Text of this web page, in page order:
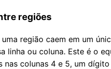
regiões
região caem em um
linha ou coluna. Este é o
nas colunas 4 e 5, um